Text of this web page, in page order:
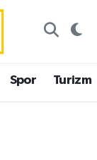
Spor Turizm